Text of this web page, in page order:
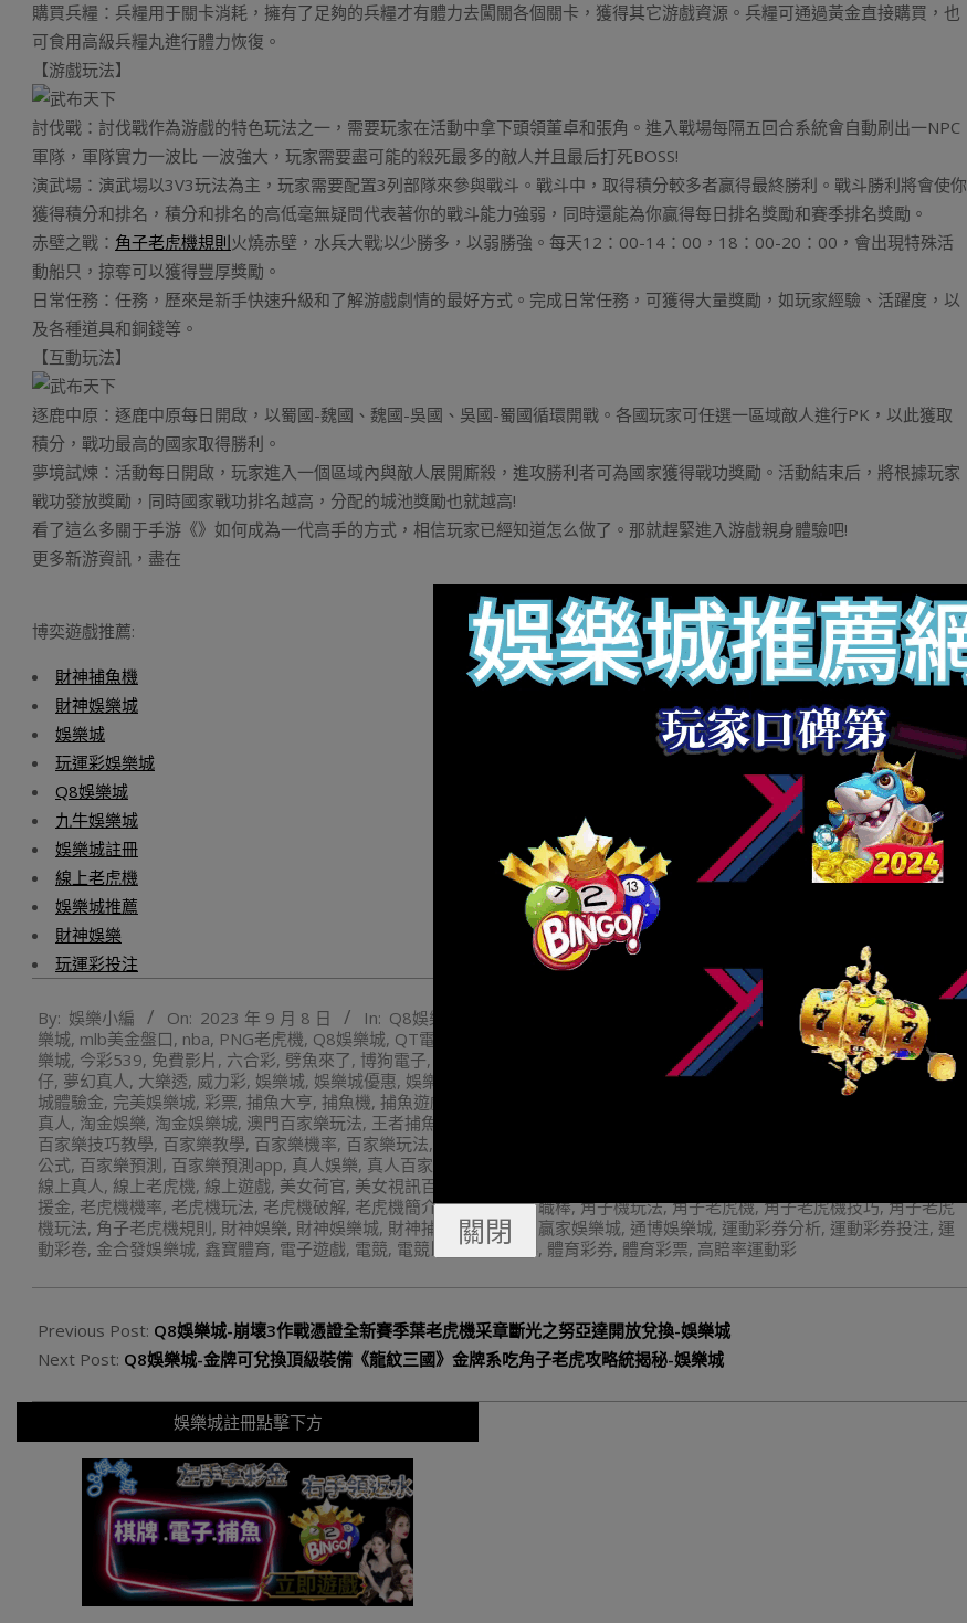
購買兵糧：兵糧用于關卡消耗，擁有了足夠的兵糧才有體力去闖關各個關卡，獲得其它游戲資源。兵糧可通過黃金直接購買，也
可食用高級兵糧丸進行體力恢復。
【游戲玩法】
討伐戰：討伐戰作為游戲的特色玩法之一，需要玩家在活動中拿下頭領董卓和張角。進入戰場每隔五回合系統會自動刷出一NPC
軍隊，軍隊實力一波比 一波強大，玩家需要盡可能的殺死最多的敵人并且最后打死BOSS!
演武場：演武場以3V3玩法為主，玩家需要配置3列部隊來參與戰斗。戰斗中，取得積分較多者贏得最終勝利。戰斗勝利將會使你
獲得積分和排名，積分和排名的高低毫無疑問代表著你的戰斗能力強弱，同時還能為你贏得每日排名獎勵和賽季排名獎勵。
赤壁之戰： 角子老虎機規則火燒赤壁，水兵大戰;以少勝多，以弱勝強。每天12：00-14：00，18：00-20：00，會出現特殊活
動船只，掠奪可以獲得豐厚獎勵。
日常任務：任務，歷來是新手快速升級和了解游戲劇情的最好方式。完成日常任務，可獲得大量獎勵，如玩家經驗、活躍度，以
及各種道具和銅錢等。
【互動玩法】
逐鹿中原：逐鹿中原每日開啟，以蜀國-魏國、魏國-吳國、吳國-蜀國循環開戰。各國玩家可任選一區域敵人進行PK，以此獲取
積分，戰功最高的國家取得勝利。
夢境試煉：活動每日開啟，玩家進入一個區域內與敵人展開廝殺，進攻勝利者可為國家獲得戰功獎勵。活動結束后，將根據玩家
戰功發放獎勵，同時國家戰功排名越高，分配的城池獎勵也就越高!
看了這么多關于手游《》如何成為一代高手的方式，相信玩家已經知道怎么做了。那就趕緊進入游戲親身體驗吧!
更多新游資訊，盡在
博奕遊戲推薦:
財神捕魚機
財神娛樂城
娛樂城
玩運彩娛樂城
Q8娛樂城
九牛娛樂城
娛樂城註冊
線上老虎機
娛樂城推薦
財神娛樂
玩運彩投注
09-
08
By: 娛樂小編 On: 2023 年 9 月 8 日 In: Q8娛樂城遊戲攻略 BNG老虎機, BS老虎機,leo娛樂,leo娛
樂城, mlb美金盤口, nba, PNG老虎機, Q8娛樂城, QT電子 TC娛樂城,TT老虎機,TZ娛樂城,九州娛
樂城, 今彩539, 免費影片 , 六合彩, 劈魚來了, 博狗電子, 台灣彩券,吃角子老虎 吃角子老虎攻略,報馬
仔, 夢幻真人, 大樂透, 威力彩, 娛樂城, 娛樂城優惠, 娛樂城推薦 娛樂城註冊送300 娛樂城送註冊金
娛樂
城體驗金, 完美娛樂城, 彩票, 捕魚大亨, 捕魚機, 捕魚遊戲 ,歐博真人
真人, 淘金娛樂, 淘金娛樂城, 澳門百家樂玩法, 王者捕魚
百家樂技巧教學, 百家樂教學, 百家樂機率, 百家樂玩法,
公式, 百家樂預測 , 百家樂預測app, 真人娛樂, 真人百家
線上真人, 線上老虎機, 線上遊戲, 美女荷官, 美女視訊百家樂
援金, 老虎機機率, 老虎機玩法, 老虎機破解, 老虎機簡介,老虎機規則,職棒,角子機玩法,角子老虎機,角子老虎機技巧,角子老虎
機玩法, 角子老虎機規則, 財神娛樂, 財神娛樂城, 財神捕魚 ,賓果賓果 贏家娛樂城, 通博娛樂城, 運動彩券分析, 運動彩券投注, 運
動彩卷, 金合發娛樂城, 鑫寶體育, 電子遊戲, 電競, 電競比賽,體育博彩 , 體育彩券, 體育彩票, 高賠率運動彩
Previous Post: Q8娛樂城-崩壞3作戰憑證全新賽季葉老虎機采章斷光之努亞達開放兌換-娛樂城
Next Post: Q8娛樂城-金牌可兌換頂級裝備《龍紋三國》金牌系吃角子老虎攻略統揭秘-娛樂城
娛樂城註冊點擊下方
關閉